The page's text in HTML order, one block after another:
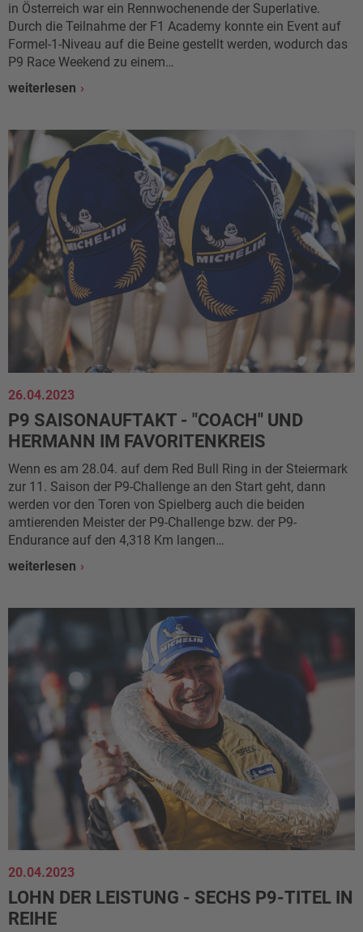
in Österreich war ein Rennwochenende der Superlative.
Durch die Teilnahme der F1 Academy konnte ein Event auf
Formel-1-Niveau auf die Beine gestellt werden, wodurch das
P9 Race Weekend zu einem…
weiterlesen
26.04.2023
P9 SAISONAUFTAKT - "COACH" UND
HERMANN IM FAVORITENKREIS
Wenn es am 28.04. auf dem Red Bull Ring in der Steiermark
zur 11. Saison der P9-Challenge an den Start geht, dann
werden vor den Toren von Spielberg auch die beiden
amtierenden Meister der P9-Challenge bzw. der P9-
Endurance auf den 4,318 Km langen…
weiterlesen
20.04.2023
LOHN DER LEISTUNG - SECHS P9-TITEL IN
REIHE